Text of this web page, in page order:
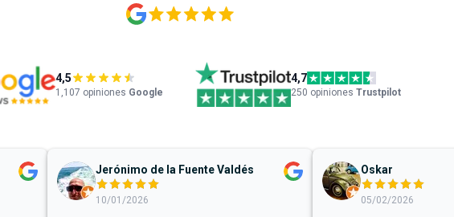
4,5
1,107 opiniones Google
4,7
250 opiniones Trustpilot
Jerónimo de la Fuente Valdés
10/01/2026
Oskar
05/02/2026